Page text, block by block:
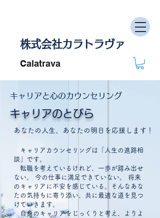
株式会社カラトラヴァ
Calatrava
​キャリアと心のカウンセリング
キャリアのとびら
あなたの人生、あなたの明日を応援します！
キャリアカウンセリングは「人生の進路相
談」です。
転職を考えているけれど、一歩が踏み出せ
ない。 今の仕事に満足できていない。 将来
のキャリアに不安を感じている。
そんなあな
たの気持ちに寄り添い、共に最適な道を見つ
けていきます。
自身のキャリアをじっくりと考え、よりよ